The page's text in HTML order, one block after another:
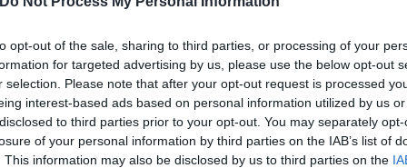
opt-out of the sale, sharing to third parties, or processing of your
for targeted advertising by us, please use the below opt-out
selection. Please note that after your opt-out request is processed
interest-based ads based on personal information utilized by us
to third parties prior to your opt-out. You may separately
of your personal information by third parties on the IAB’s list of
This information may also be disclosed by us to third parties on the
ένιωθα ότι έπρεπε να έρθω, να είμαι εδώ, να δω
δράστη.
οποία είναι σε συγγενικό σπίτι στη Λαμία
αναζητούσε τη μητέρα τους στον ύπνο της.